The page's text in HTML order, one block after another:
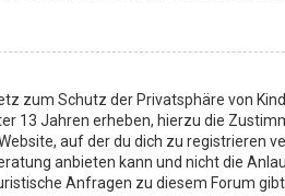
zum Schutz der Privatsphäre von
13 Jahren erheben, hierzu die
auf der du dich zu registrieren
anbieten kann und nicht die
Anfragen zu diesem Forum